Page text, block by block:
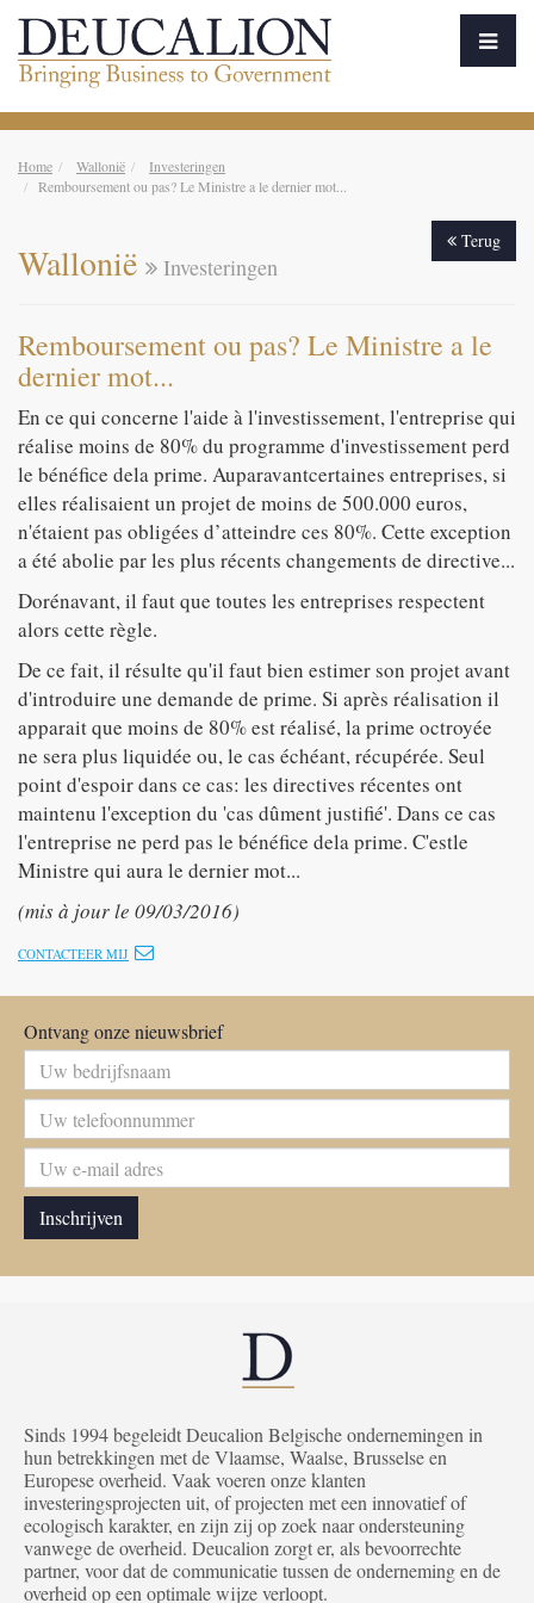
Home Wallonië
Investeringen
Remboursement ou pas? Le Ministre a le dernier mot...
Terug
Wallonië Investeringen
Remboursement ou pas? Le Ministre a le
dernier mot...
En ce qui concerne l'aide à l'investissement, l'entreprise qui
réalise moins de 80% du programme d'investissement perd
le bénéfice dela prime. Auparavantcertaines entreprises, si
elles réalisaient un projet de moins de 500.000 euros,
n'étaient pas obligées d’atteindre ces 80%. Cette exception
a été abolie par les plus récents changements de directive...
Dorénavant, il faut que toutes les entreprises respectent
alors cette règle.
De ce fait, il résulte qu'il faut bien estimer son projet avant
d'introduire une demande de prime. Si après réalisation il
apparait que moins de 80% est réalisé, la prime octroyée
ne sera plus liquidée ou, le cas échéant, récupérée. Seul
point d'espoir dans ce cas: les directives récentes ont
maintenu l'exception du 'cas dûment justifié'. Dans ce cas
l'entreprise ne perd pas le bénéfice dela prime. C'estle
Ministre qui aura le dernier mot...
(mis à jour le 09/03/2016)
CONTACTEER MIJ
Ontvang onze nieuwsbrief
Sinds 1994 begeleidt Deucalion Belgische ondernemingen in
hun betrekkingen met de Vlaamse, Waalse, Brusselse en
Europese overheid. Vaak voeren onze klanten
investeringsprojecten uit, of projecten met een innovatief of
ecologisch karakter, en zijn zij op zoek naar ondersteuning
vanwege de overheid. Deucalion zorgt er, als bevoorrechte
partner, voor dat de communicatie tussen de onderneming en de
overheid op een optimale wijze verloopt.